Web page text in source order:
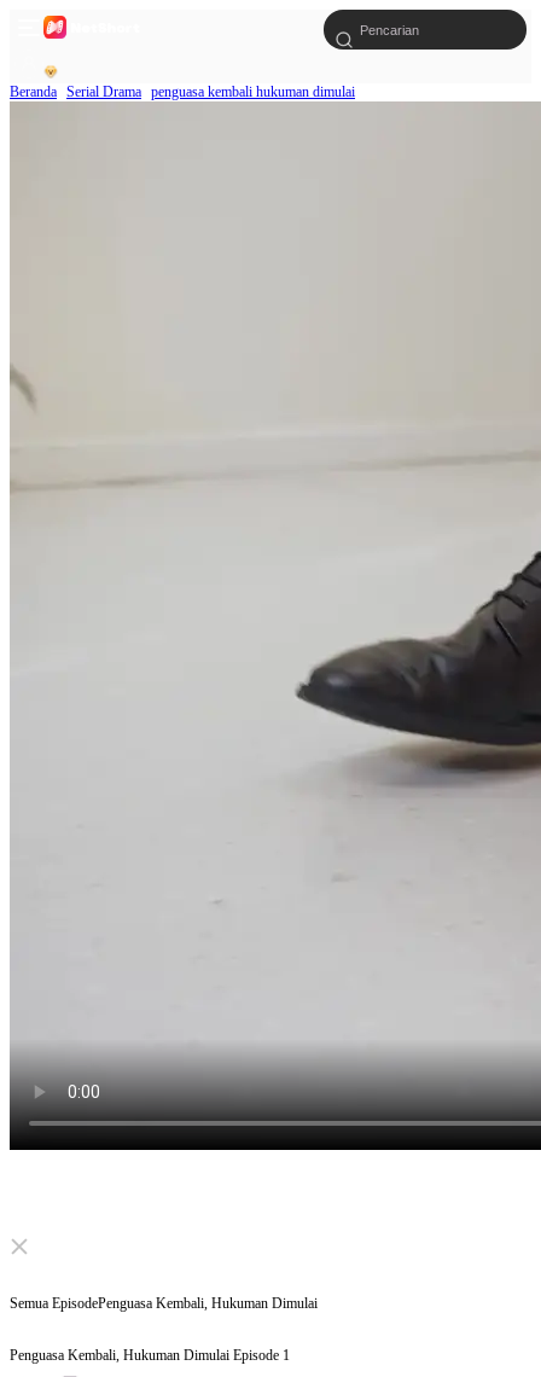
Beranda Serial Drama penguasa kembali hukuman dimulai
Click to unmute
Semua EpisodePenguasa Kembali, Hukuman Dimulai
Penguasa Kembali, Hukuman Dimulai Episode 1